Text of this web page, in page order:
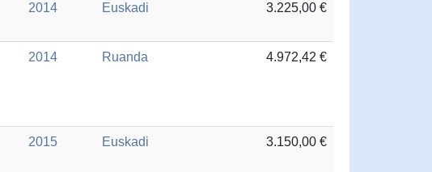
2014 Euskadi 3.225,00 €
2014 Ruanda 4.972,42 €
2015 Euskadi 3.150,00 €